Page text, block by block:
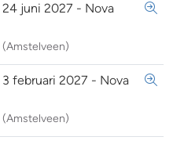
24 juni 2027 - Nova
(Amstelveen)
februari 2027 - Nova
(Amstelveen)